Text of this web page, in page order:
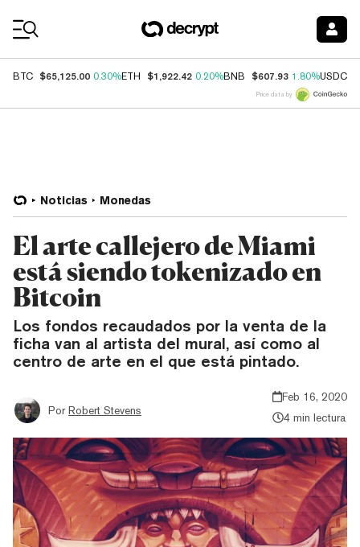
BTC $65,125.00 0.30%ETH $1,922.42 0.20%BNB $607.93 1.80%USDC
Price data by
Noticias Monedas
El arte callejero de Miami
está siendo tokenizado en
Bitcoin
Los fondos recaudados por la venta de la
ficha van al artista del mural, así como al
centro de arte en el que está pintado.
Por Robert Stevens
Feb 16, 2020
4 min lectura